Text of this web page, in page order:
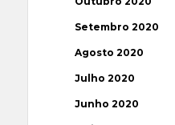
Setembro 2020
Agosto 2020
Julho 2020
Junho 2020